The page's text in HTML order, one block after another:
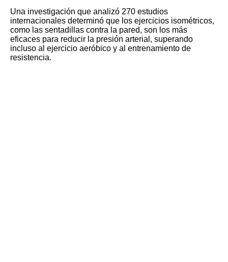
Una investigación que analizó 270 estudios
internacionales determinó que los ejercicios isométricos,
como las sentadillas contra la pared, son los más
eficaces para reducir la presión arterial, superando
incluso al ejercicio aeróbico y al entrenamiento de
resistencia.